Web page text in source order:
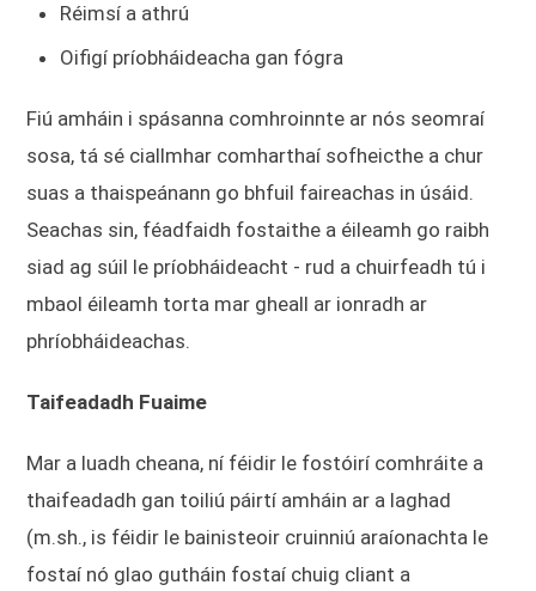
Réimsí a athrú
Oifigí príobháideacha gan fógra
Fiú amháin i spásanna comhroinnte ar nós seomraí
sosa, tá sé ciallmhar comharthaí sofheicthe a chur
suas a thaispeánann go bhfuil faireachas in úsáid.
Seachas sin, féadfaidh fostaithe a éileamh go raibh
siad ag súil le príobháideacht - rud a chuirfeadh tú i
mbaol éileamh torta mar gheall ar ionradh ar
phríobháideachas.
Taifeadadh Fuaime
Mar a luadh cheana, ní féidir le fostóirí comhráite a
thaifeadadh gan toiliú páirtí amháin ar a laghad
(m.sh., is féidir le bainisteoir cruinniú araíonachta le
fostaí nó glao gutháin fostaí chuig cliant a